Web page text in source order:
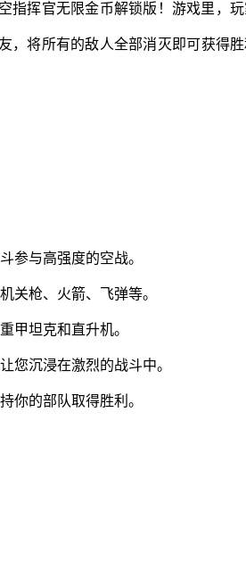
挥官无限金币解锁版！游戏里，
，将所有的敌人全部消灭即可获得
参与高强度的空战。
关枪、火箭、飞弹等。
甲坦克和直升机。
您沉浸在激烈的战斗中。
你的部队取得胜利。